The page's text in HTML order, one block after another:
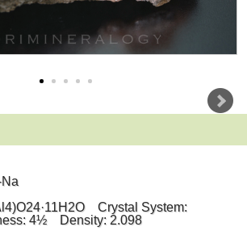
Na
4)O24·11H2O Crystal System:
4½ Density: 2.098